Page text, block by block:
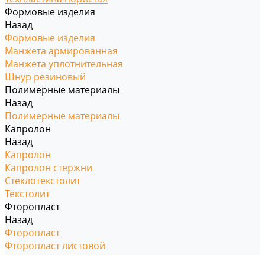
Формовые изделия
Назад
Формовые изделия
Манжета армированная
Манжета уплотнительная
Шнур резиновый
Полимерные материалы
Назад
Полимерные материалы
Капролон
Назад
Капролон
Капролон стержни
Стеклотекстолит
Текстолит
Фторопласт
Назад
Фторопласт
Фторопласт листовой